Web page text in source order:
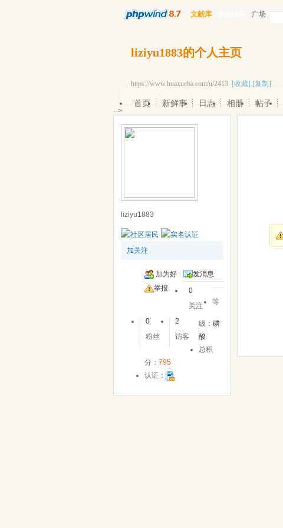
文献库 广场
liziyu1883的个人主页
https://www.huaxueba.com/u/2413 [收藏] [复制]
首页 新鲜事 日志 相册 帖子
-->
liziyu1883
加关注
加为好
友
发消息
举报
0
关注
0
粉丝
2
访客
等
级：磷
酸
总积
分： 795
认证：